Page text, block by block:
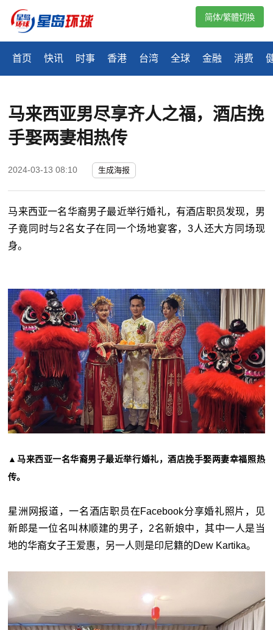
首页 快讯 时事 香港 台湾 全球 金融 消费
简体/繁體切換
马来西亚男尽享齐人之福，酒店挽
手娶两妻相热传
2024-03-13 08:10 生成海报
马来西亚一名华裔男子最近举行婚礼，有酒店职员发现，男
子竟同时与2名女子在同一个场地宴客，3人还大方同场现
身。
▲马来西亚一名华裔男子最近举行婚礼，酒店挽手娶两妻幸福照热
传。
星洲网报道，一名酒店职员在Facebook分享婚礼照片，见
新郎是一位名叫林顺建的男子，2名新娘中，其中一人是当
地的华裔女子王爱惠，另一人则是印尼籍的Dew Kartika。